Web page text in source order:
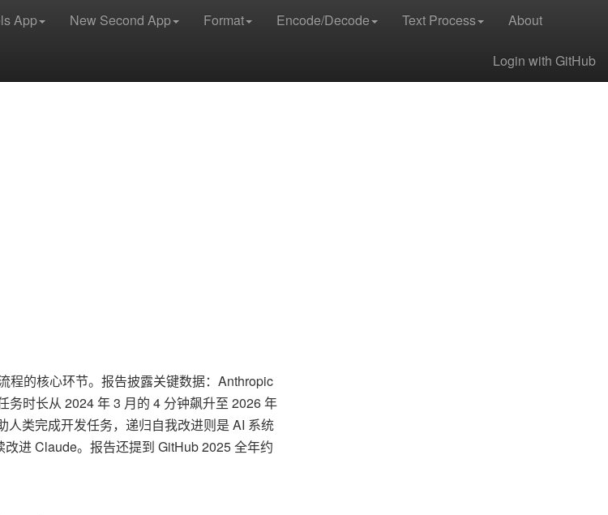
App New Second App Format Encode/Decode Text Process About
Login with GitHub
程的核心环节。报告披露关键数据：Anthropic
时长从 2024 年 3 月的 4 分钟飙升至 2026 年
类完成开发任务，递归自我改进则是 AI 系统
进 Claude。报告还提到 GitHub 2025 全年约